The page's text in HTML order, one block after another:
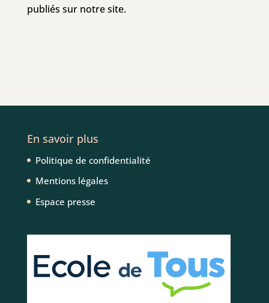
publiés sur notre site.
En savoir plus
Politique de confidentialité
Mentions légales
Espace presse